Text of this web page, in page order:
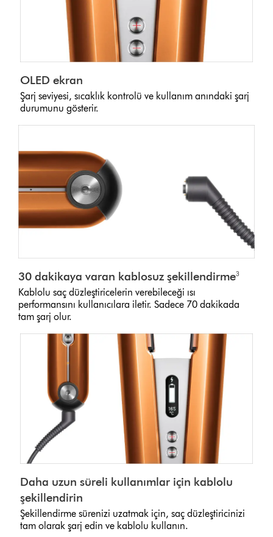
OLED ekran
Şarj seviyesi, sıcaklık kontrolü ve kullanım anındaki şarj
durumunu gösterir.
30 dakikaya varan kablosuz şekillendirme3
Kablolu saç düzleştiricelerin verebileceği ısı
performansını kullanıcılara iletir. Sadece 70 dakikada
tam şarj olur.
Daha uzun süreli kullanımlar için kablolu
şekillendirin
Şekillendirme sürenizi uzatmak için, saç düzleştiricinizi
tam olarak şarj edin ve kablolu kullanın.